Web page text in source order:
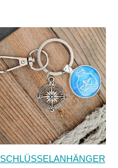
SCHLÜSSELANHÄNGER